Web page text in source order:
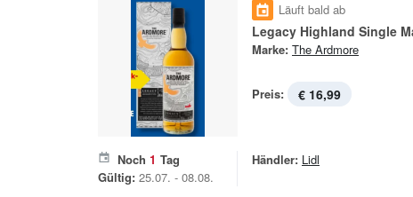
Läuft bald ab
Marke: The Ardmore
Preis: € 16,99
Noch 1 Tag
Gültig: 25.07. - 08.08.
Händler: Lidl